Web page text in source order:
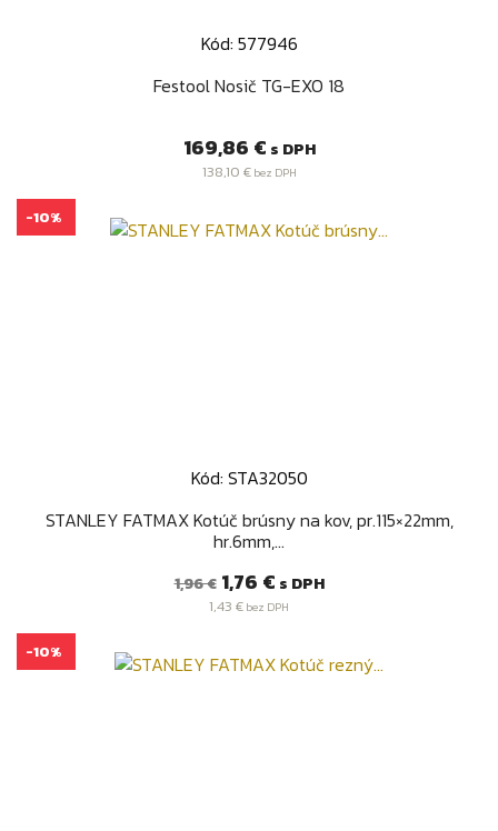
Kód: 577946
Festool Nosič TG-EXO 18
Cena
169,86 € s DPH
138,10 €bez DPH
Kód: STA32050
STANLEY FATMAX Kotúč brúsny na kov, pr.115×22mm,
hr.6mm,...
Bežná
cena
1,96 € Cena
1,76 € s DPH
1,43 € bez DPH
-10%
-10%